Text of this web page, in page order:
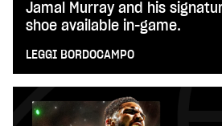
Jamal Murray and his
shoe available in-game.
LEGGI BORDOCAMPO